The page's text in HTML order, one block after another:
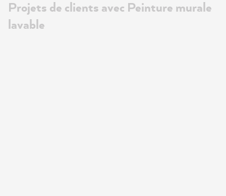
Projets de clients avec Peinture murale
lavable